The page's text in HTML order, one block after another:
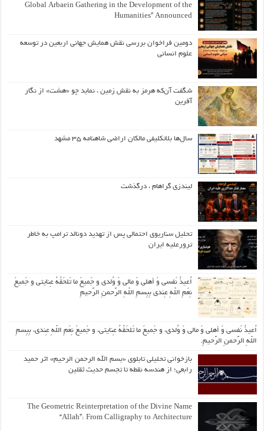
Global Arbaein Gathering in the Development of the
Humanities” Announced
دومین فراخوان بررسی نقش همایش جهانی اربعین در توسعه
علوم انسانی
شگفت آن‌که هرمز به نقش زمین ، نماید چو «هشت» از نگار
آفرین
سال‌ها بلاتکلیفی مالکان اراضی شاهنامه ۳۵ مشهد
لیندزی گراهام ، درگذشت
تحلیل سناریوی احتمالی پس از تهدید دونالد ترامپ به خاطر
ترورعلیه ایران
اُعیذُ نَفسی وَ أهلی وَ مالی وَ وُلدی و جَمیعَ ما تَلحَقُهُ عِنایتی و جَمیعَ
نِعَمِ اللّهِ عِندی بِبِسمِ اللّهِ الرَّحمنِ الرَّحیمِ
اُعیذُ نَفسی وَ أهلی وَ مالی وَ وُلدی، و جَمیعَ ما تَلحَقُهُ عِنایتی، و جَمیعَ نِعَمِ اللّهِ عِندی، بِبِسمِ
اللّهِ الرَّحمنِ الرَّحیمِ.
بازخوانی تحلیلی تابلوی «بسم الله الرحمن الرحیم» اثر حمید
رابعی؛ از هندسه نقطه تا تجسم حدیث ثقلین
The Geometric Reinterpretation of the Divine Name
“Allah”: From Calligraphy to Architecture